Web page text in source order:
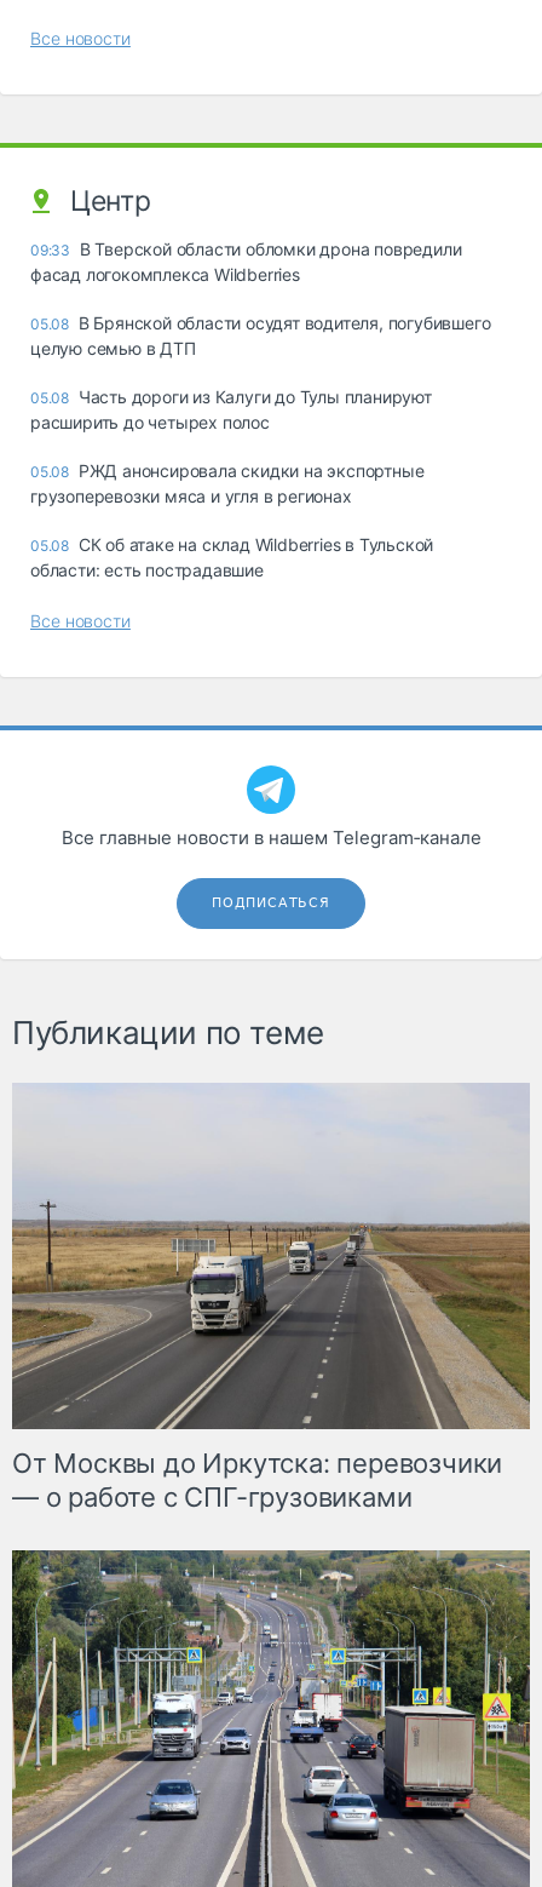
Все новости
Центр
09:33
В Тверской области обломки дрона повредили
фасад логокомплекса Wildberries
05.08 В Брянской области осудят водителя, погубившего
целую семью в ДТП
05.08 Часть дороги из Калуги до Тулы планируют
расширить до четырех полос
05.08 РЖД анонсировала скидки на экспортные
грузоперевозки мяса и угля в регионах
05.08 СК об атаке на склад Wildberries в Тульской
области: есть пострадавшие
Все новости
Все главные новости в нашем Telegram‑канале
ПОДПИСАТЬСЯ
Публикации по теме
От Москвы до Иркутска: перевозчики
— о работе с СПГ-грузовиками